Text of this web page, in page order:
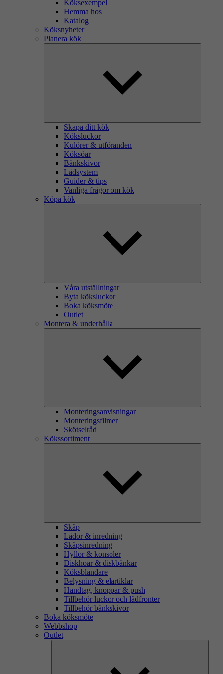
Köksexempel
Hemma hos
Katalog
Köksnyheter
Planera kök
Skapa ditt kök
Köksluckor
Kulörer & utföranden
Köksöar
Bänkskivor
Lådsystem
Guider & tips
Vanliga frågor om kök
Köpa kök
Våra utställningar
Byta köksluckor
Boka köksmöte
Outlet
Montera & underhålla
Monteringsanvisningar
Monteringsfilmer
Skötselråd
Kökssortiment
Skåp
Lådor & inredning
Skåpsinredning
Hyllor & konsoler
Diskhoar & diskbänkar
Köksblandare
Belysning & elartiklar
Handtag, knoppar & push
Tillbehör luckor och lådfronter
Tillbehör bänkskivor
Boka köksmöte
Webbshop
Outlet